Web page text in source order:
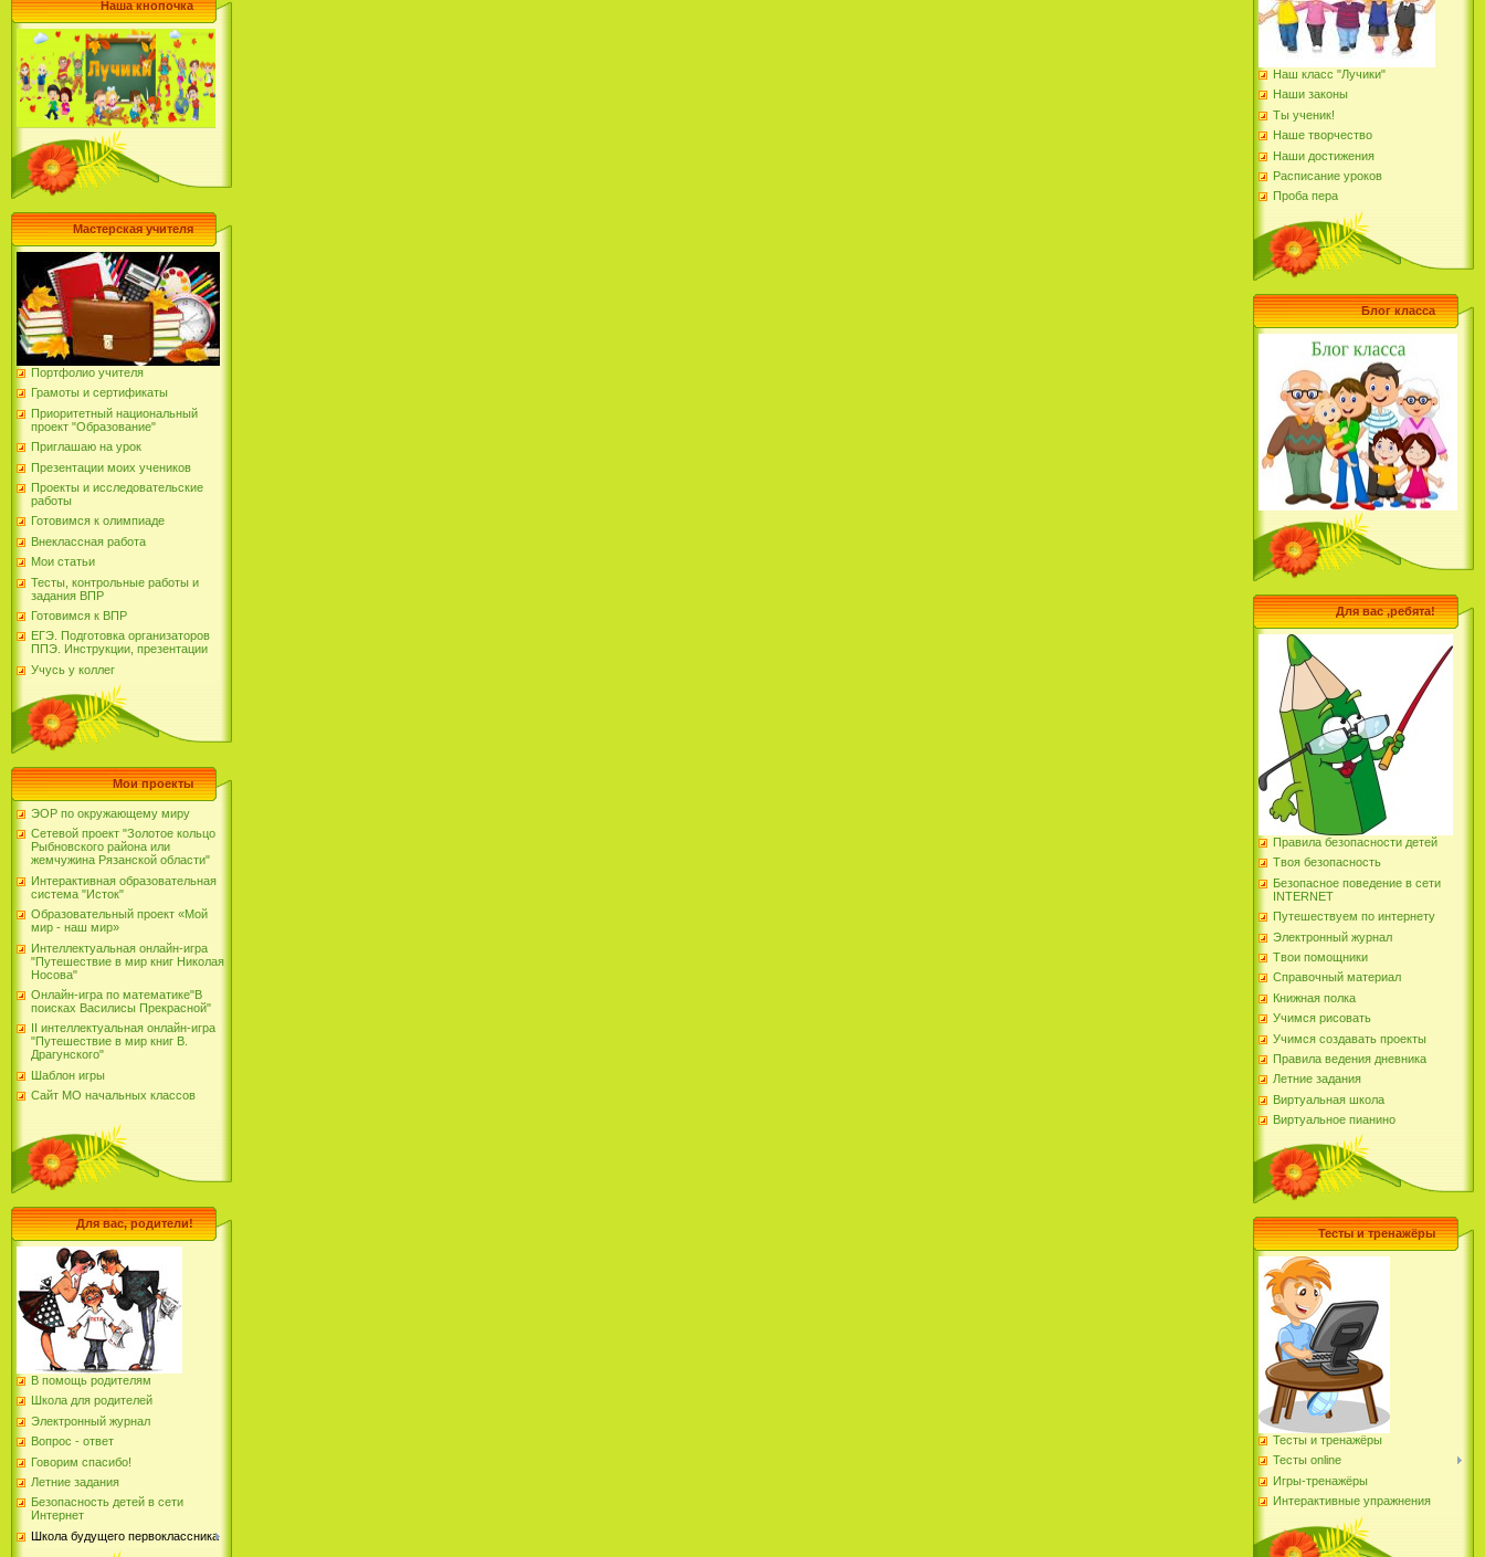
Наша кнопочка
Мастерская учителя
Портфолио учителя
Грамоты и сертификаты
Приоритетный национальный
проект "Образование"
Приглашаю на урок
Презентации моих учеников
Проекты и исследовательские
работы
Готовимся к олимпиаде
Внеклассная работа
Мои статьи
Тесты, контрольные работы и
задания ВПР
Готовимся к ВПР
ЕГЭ. Подготовка организаторов
ППЭ. Инструкции, презентации
Учусь у коллег
Мои проекты
ЭОР по окружающему миру
Сетевой проект "Золотое кольцо
Рыбновского района или
жемчужина Рязанской области"
Интерактивная образовательная
система "Исток"
Образовательный проект «Мой
мир - наш мир»
Интеллектуальная онлайн-игра
"Путешествие в мир книг Николая
Носова"
Онлайн-игра по математике"В
поисках Василисы Прекрасной"
II интеллектуальная онлайн-игра
"Путешествие в мир книг В.
Драгунского"
Шаблон игры
Сайт МО начальных классов
Для вас, родители!
В помощь родителям
Школа для родителей
Электронный журнал
Вопрос - ответ
Говорим спасибо!
Летние задания
Безопасность детей в сети
Интернет
Школа будущего первоклассника
Наш класс "Лучики"
Наши законы
Ты ученик!
Наше творчество
Наши достижения
Расписание уроков
Проба пера
Блог класса
Для вас ,ребята!
Правила безопасности детей
Твоя безопасность
Безопасное поведение в сети
INTERNET
Путешествуем по интернету
Электронный журнал
Твои помощники
Справочный материал
Книжная полка
Учимся рисовать
Учимся создавать проекты
Правила ведения дневника
Летние задания
Виртуальная школа
Виртуальное пианино
Тесты и тренажёры
Тесты и тренажёры
Тесты online
Игры-тренажёры
Интерактивные упражнения